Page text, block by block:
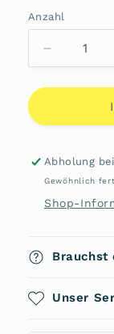
Anzahl
Anzahl
Verringere
die
Menge
von
Adax
Abholung bei
Gewöhnlich
Shop-
Brauchst
Unser